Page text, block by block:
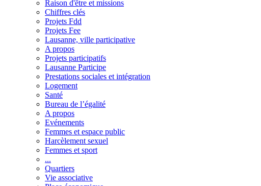
Raison d'être et missions
Chiffres clés
Projets Fdd
Projets Fee
Lausanne, ville participative
A propos
Projets participatifs
Lausanne Participe
Prestations sociales et intégration
Logement
Santé
Bureau de l’égalité
A propos
Evénements
Femmes et espace public
Harcèlement sexuel
Femmes et sport
...
Quartiers
Vie associative